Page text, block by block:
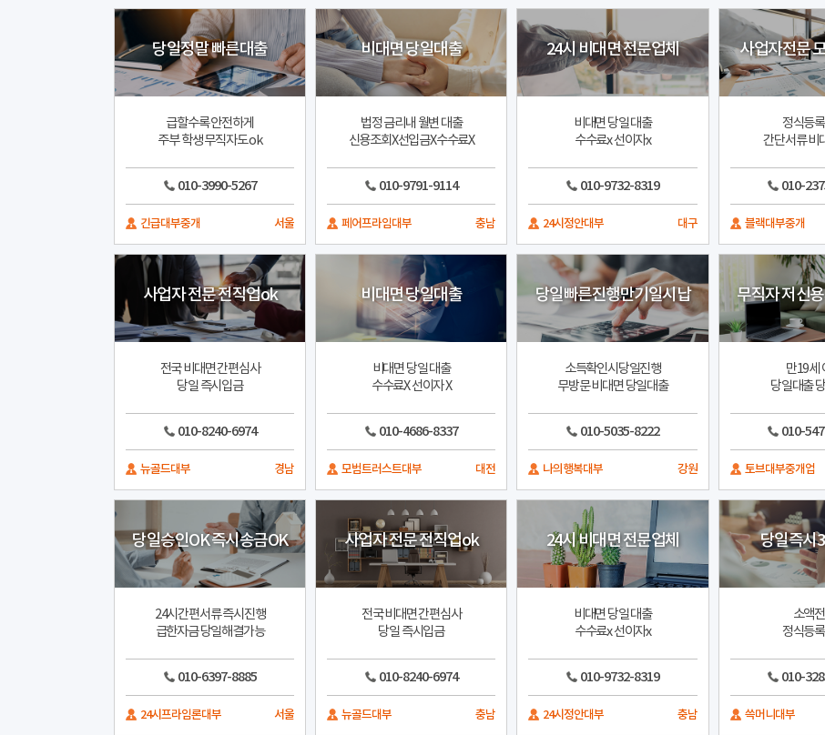
당일정말 빠른대출
급할수록 안전하게
주부 학생 무직자도 ok
010-3990-5267
긴급대부중개 서울
비대면 당일대출
법정 금리내 월변 대출
신용조회X선입금X수수료X
010-9791-9114
페어프라임대부 충남
24시 비대면 전문업체
비대면 당일 대출
수수료x 선이자x
010-9732-8319
24시정안대부 대구
사업자전문
정식등
간단서류 비
010-
블랙대부중개
사업자 전문 전직업ok
전국 비대면 간편심사
당일 즉시입금
010-8240-6974
뉴골드대부 경남
비대면 당일대출
비대면 당일 대출
수수료X 선이자 X
010-4686-8337
모범트러스트대부 대전
당일빠른진행만기일시납
소득확인시당일진행
무방문 비대면 당일대출
010-5035-8222
나의행복대부 강원
무직자 저신
만19세
당일대출
010-
토브대부중개업
당일승인OK 즉시송금OK
24시간편서류 즉시진행
급한자금 당일해결가능
010-6397-8885
24시프라임론대부 서울
사업자 전문 전직업ok
전국 비대면 간편심사
당일 즉시입금
010-8240-6974
뉴골드대부 충남
24시 비대면 전문업체
비대면 당일 대출
수수료x 선이자x
010-9732-8319
24시정안대부 충남
당일즉시
소액
정식등
010-
쓱머니대부